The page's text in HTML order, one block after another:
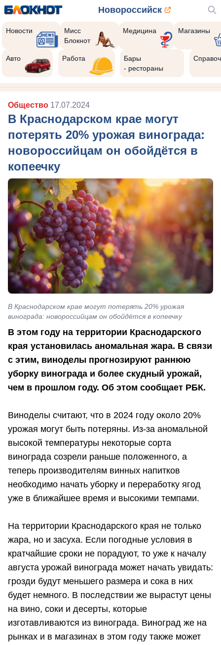
Новороссийск
Новости
Мисс
Блокнот
Медицина Магазины
Авто Работа
Бары
- рестораны
Общество 17.07.2024
В Краснодарском крае могут
потерять 20% урожая винограда:
новороссийцам он обойдётся в
копеечку
В Краснодарском крае могут потерять 20% урожая
винограда: новороссийцам он обойдётся в копеечку
В этом году на территории Краснодарского
края установилась аномальная жара. В связи
с этим, виноделы прогнозируют раннюю
уборку винограда и более скудный урожай,
чем в прошлом году. Об этом сообщает РБК.
Виноделы считают, что в 2024 году около 20%
урожая могут быть потеряны. Из-за аномальной
высокой температуры некоторые сорта
винограда созрели раньше положенного, а
теперь производителям винных напитков
необходимо начать уборку и переработку ягод
уже в ближайшее время и высокими темпами.
На территории Краснодарского края не только
жара, но и засуха. Если погодные условия в
кратчайшие сроки не порадуют, то уже к началу
августа урожай винограда может начать увидать:
грозди будут меньшего размера и сока в них
будет немного. В последствии же вырастут цены
на вино, соки и десерты, которые
изготавливаются из винограда. Виноград же на
рынках и в магазинах в этом году также может